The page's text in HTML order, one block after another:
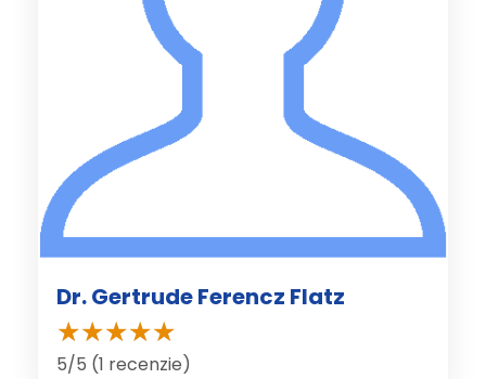
Dr. Gertrude Ferencz Flatz
5/5 (1 recenzie)